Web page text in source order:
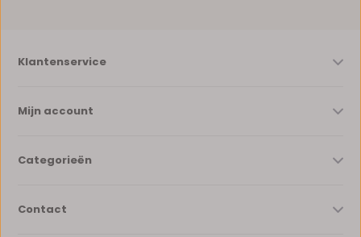
Klantenservice
Mijn account
Categorieën
Contact